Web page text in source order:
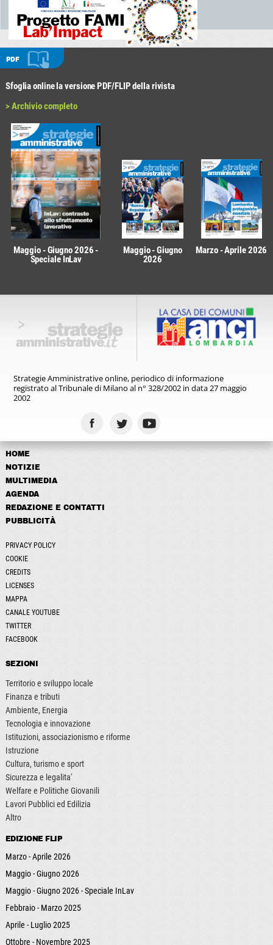
PDF
Sfoglia online la versione PDF/FLIP della rivista
> Archivio completo
Maggio - Giugno 2026 -
Speciale InLav
Maggio - Giugno
2026
Marzo - Aprile 2026
Strategie Amministrative online, periodico di informazione
registratoal Tribunale di Milano al n° 328/2002 in data 27 maggio
2002
HOME
NOTIZIE
MULTIMEDIA
AGENDA
REDAZIONE E CONTATTI
PUBBLICITÀ
PRIVACY POLICY
COOKIE
CREDITS
LICENSES
MAPPA
CANALE YOUTUBE
TWITTER
FACEBOOK
SEZIONI
Territorio e sviluppo locale
Finanza e tributi
Ambiente, Energia
Tecnologia e innovazione
Istituzioni, associazionismo e riforme
Istruzione
Cultura, turismo e sport
Sicurezza e legalita'
Welfare e Politiche Giovanili
Lavori Pubblici ed Edilizia
Altro
EDIZIONE FLIP
Marzo - Aprile 2026
Maggio - Giugno 2026
Maggio - Giugno 2026 - Speciale InLav
Febbraio - Marzo 2025
Aprile - Luglio 2025
Ottobre - Novembre 2025